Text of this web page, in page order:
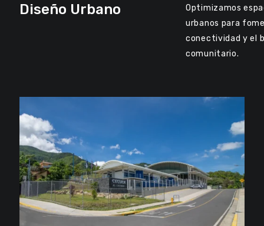
Diseño Urbano
Optimizamos
urbanos para
conectividad y el
comunitario.